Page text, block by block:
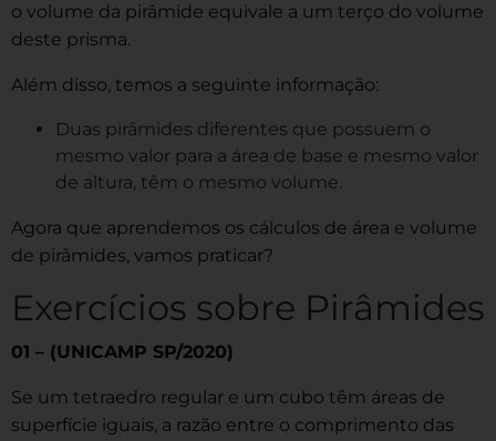
o volume da pirâmide equivale a um terço do volume
deste prisma.
Além disso, temos a seguinte informação:
Duas pirâmides diferentes que possuem o
mesmo valor para a área de base e mesmo valor
de altura, têm o mesmo volume.
Agora que aprendemos os cálculos de área e volume
de pirâmides, vamos praticar?
Exercícios sobre Pirâmides
01 – (UNICAMP SP/2020)
Se um tetraedro regular e um cubo têm áreas de
superfície iguais, a razão entre o comprimento das